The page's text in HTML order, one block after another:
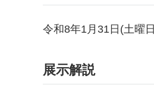
令和8年1月31日(土曜
展示解説